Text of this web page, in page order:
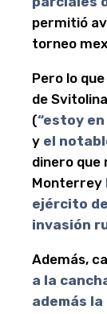
permitió
torneo
Pero lo
de
(“estoy
y el
dinero que
Monterrey
ejército
invasión
Además,
a la
además